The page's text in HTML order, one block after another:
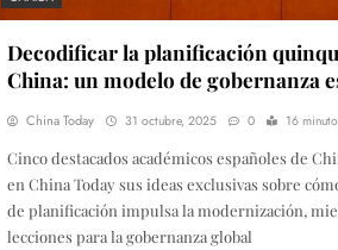
Decodificar la planificación
China: un modelo de gobernanza
China Today 31 octubre, 2025 0 16
Cinco destacados académicos españoles de
en China Today sus ideas exclusivas sobre
de planificación impulsa la modernización,
lecciones para la gobernanza global